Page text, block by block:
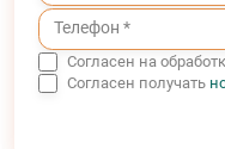
Согласен на
Согласен получать